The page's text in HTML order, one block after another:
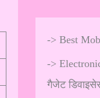
-> Best
->
गैजेट